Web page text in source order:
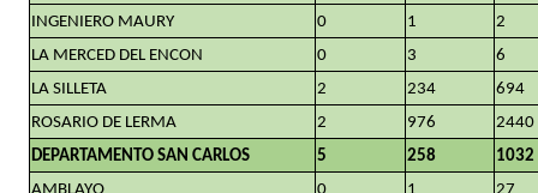
INGENIERO MAURY
0 1
2
LA MERCED DEL ENCON
0 3
6
LA SILLETA
2 234
694
ROSARIO DE LERMA
2 976
2440
DEPARTAMENTO SAN CARLOS
5 258
1032